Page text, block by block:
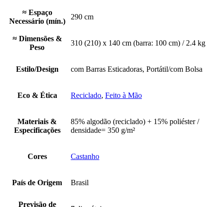
≈ Espaço
Necessário (mín.)
290 cm
≈ Dimensões &
Peso
310 (210) x 140 cm (barra: 100 cm) / 2.4 kg
Estilo/Design com Barras Esticadoras, Portátil/com Bolsa
Eco & Ética Reciclado, Feito à Mão
Materiais &
Especificações
85% algodão (reciclado) + 15% poliéster /
densidade= 350 g/m²
Cores Castanho
País de Origem Brasil
Previsão de